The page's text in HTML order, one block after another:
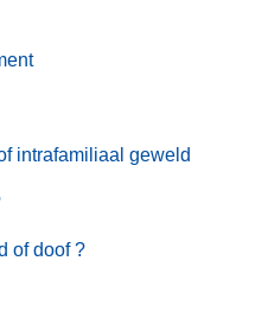
intrafamiliaal geweld
of doof ?